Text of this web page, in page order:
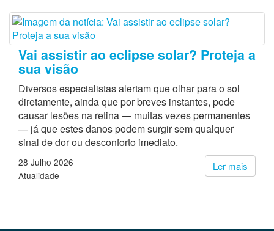
Vai assistir ao eclipse solar? Proteja a
sua visão
Diversos especialistas alertam que olhar para o sol
diretamente, ainda que por breves instantes, pode
causar lesões na retina — muitas vezes permanentes
— já que estes danos podem surgir sem qualquer
sinal de dor ou desconforto imediato.
Ler mais
28 Julho 2026
Atualidade